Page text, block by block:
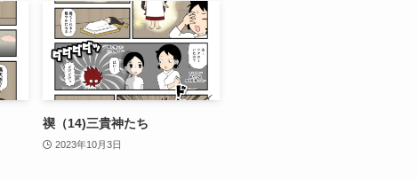
禊（14)三貴神たち
2023年10月3日